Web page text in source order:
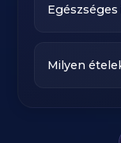
Egészséges
Milyen